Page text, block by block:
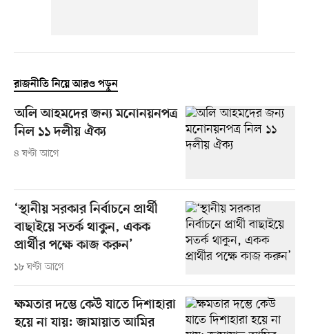
রাজনীতি নিয়ে আরও পড়ুন
অলি আহমদের জন্য মনোনয়নপত্র
নিল ১১ দলীয় ঐক্য
৪ ঘণ্টা আগে
‘স্থানীয় সরকার নির্বাচনে প্রার্থী
বাছাইয়ে সতর্ক থাকুন, একক
প্রার্থীর পক্ষে কাজ করুন’
১৮ ঘণ্টা আগে
ক্ষমতার দম্ভে কেউ যাতে দিশাহারা
হয়ে না যায়: জামায়াত আমির